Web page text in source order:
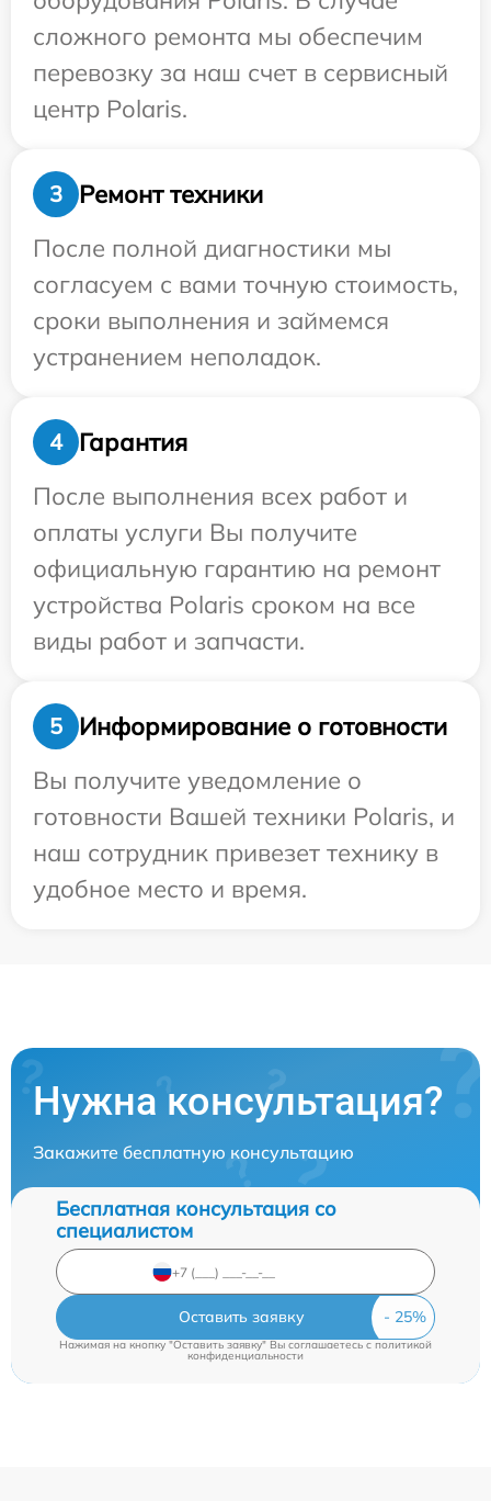
сложного ремонта мы обеспечим
перевозку за наш счет в сервисный
центр Polaris.
3
Ремонт техники
После полной диагностики мы
согласуем с вами точную стоимость,
сроки выполнения и займемся
устранением неполадок.
4
Гарантия
После выполнения всех работ и
оплаты услуги Вы получите
официальную гарантию на ремонт
устройства Polaris сроком на все
виды работ и запчасти.
5
Информирование о готовности
Вы получите уведомление о
готовности Вашей техники Polaris, и
наш сотрудник привезет технику в
удобное место и время.
Нужна консультация?
Закажите бесплатную консультацию
Бесплатная консультация со
специалистом
Оставить заявку
Нажимая на кнопку "Оставить заявку" Вы соглашаетесь cполитикой
конфиденциальности